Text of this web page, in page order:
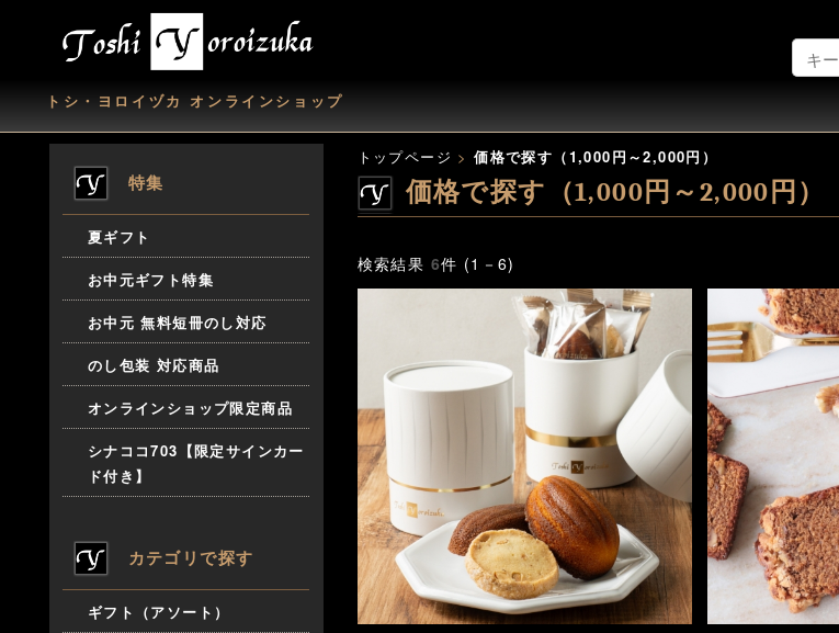
トシ・ヨロイヅカ オンラインショップ
特集
夏ギフト
お中元ギフト特集
お中元 無料短冊のし対応
のし包装 対応商品
オンラインショップ限定商品
シナココ703【限定サインカー
ド付き】
カテゴリで探す
ギフト（アソート）
トップページ >価格で探す（1,000円～2,000円）
価格で探す（1,000円～2,000円）
検索結果 6件 (1－6)